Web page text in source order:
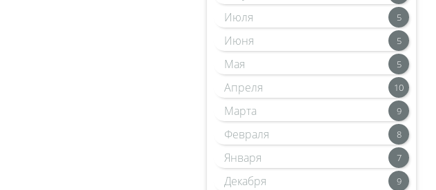
Июля 5
Июня 5
Мая 5
Апреля 10
Марта 9
Февраля 8
Января 7
Декабря 9